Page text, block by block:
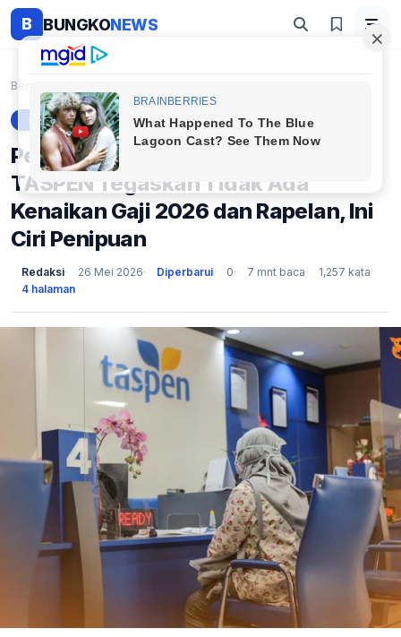
B BUNGKONEWS
Beranda
BERITA
Pensiunan PNS Jangan Tertipu!
TASPEN Tegaskan Tidak Ada
Kenaikan Gaji 2026 dan Rapelan, Ini
Ciri Penipuan
Redaksi 26 Mei 2026 Diperbarui 0 7 mnt baca
1,257 kata
4 halaman